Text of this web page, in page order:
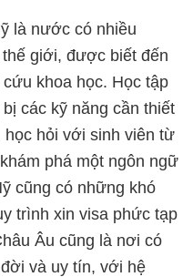
là nước có nhiều
giới, được biết đến
khoa học. Học tập
các kỹ năng cần thiết
học hỏi với sinh viên từ
phá một ngôn ngữ
cũng có những khó
trình xin visa phức tạp
Âu cũng là nơi có
và uy tín, với hệ